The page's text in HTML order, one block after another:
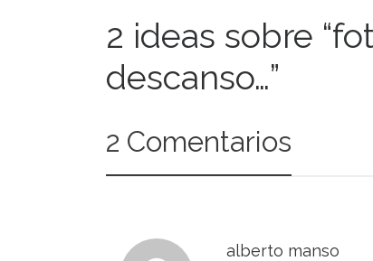
2 ideas sobre
descanso…”
2 Comentarios
alberto manso